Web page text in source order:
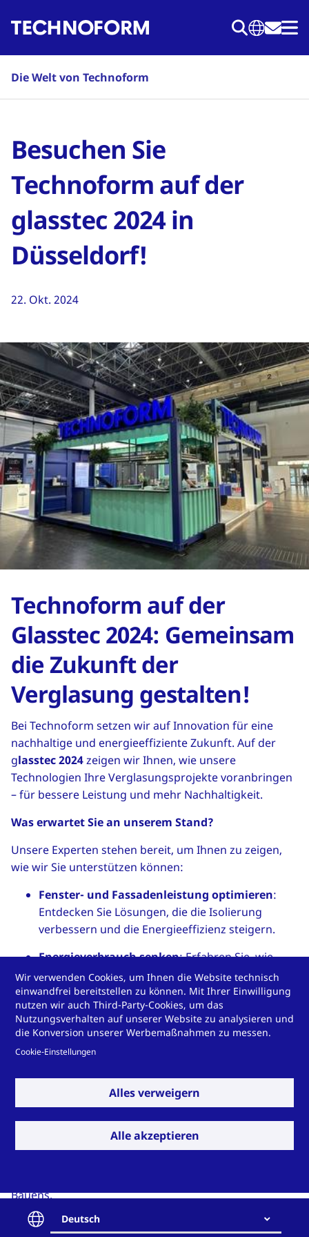
zum
Die Welt von Technoform
Besuchen Sie
Technoform auf der
glasstec 2024 in
Düsseldorf!
22. Okt. 2024
Technoform auf der
Glasstec 2024: Gemeinsam
die Zukunft der
Verglasung gestalten!
Bei Technoform setzen wir auf Innovation für eine
nachhaltige und energieeffiziente Zukunft. Auf der
glasstec 2024zeigen wir Ihnen, wie unsere
Technologien Ihre Verglasungsprojekte voranbringen
– für bessere Leistung und mehr Nachhaltigkeit.
Was erwartet Sie an unserem Stand?
Unsere Experten stehen bereit, um Ihnen zu zeigen,
wie wir Sie unterstützen können:
Fenster- und Fassadenleistung optimieren:
Entdecken Sie Lösungen, die die Isolierung
verbessern und die Energieeffizienz steigern.
Energieverbrauch senken: Erfahren Sie, wie
unsere Technologien helfen, gesetzliche
Vorgaben zu erfüllen und Betriebskosten zu
reduzieren.
Nachhaltigkeitsziele erreichen: Von CO2-
Reduktion bis zu ressourcenschonenden
Building-Vorhaben.
wir helfen Ihnen, Ihre Ideen nachhaltig umzusetzen.
Bauens.
Datum
: 22.–25. Oktober 2024
Wir verwenden Cookies, um Ihnen die Website technisch
einwandfrei bereitstellen zu können. Mit Ihrer Einwilligung
nutzen wir auch Third-Party-Cookies, um das
Nutzungsverhalten auf unserer Website zu analysieren und
die Konversion unserer Werbemaßnahmen zu messen.
Cookie-Einstellungen
Alles verweigern
Alle akzeptieren
Deutsch